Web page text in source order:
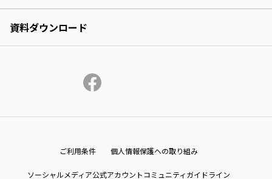
資料ダウンロード
ご利用条件 個人情報保護への取り組み
ソーシャルメディア公式アカウントコミュニティガイドライン